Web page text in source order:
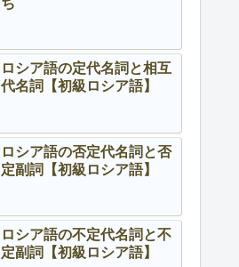
ロシア語の定代名詞と相互
代名詞【初級ロシア語】
ロシア語の否定代名詞と否
定副詞【初級ロシア語】
ロシア語の不定代名詞と不
定副詞【初級ロシア語】